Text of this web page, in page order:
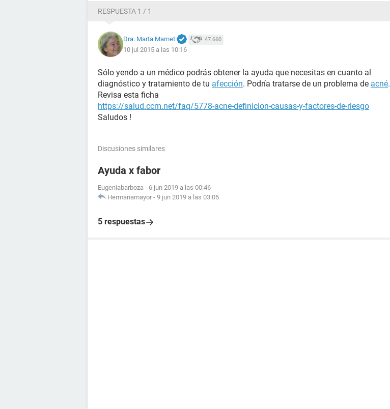
RESPUESTA 1 / 1
Dra. Marta Marnet 47.660
10 jul 2015 a las 10:16
Sólo yendo a un médico podrás obtener la ayuda que necesitas en cuanto al
diagnóstico y tratamiento de tu afección. Podría tratarse de un problema de acné.
Revisa esta ficha
https://salud.ccm.net/faq/5778-acne-definicion-causas-y-factores-de-riesgo
Saludos !
Discusiones similares
Ayuda x fabor
Eugeniabarboza - 6 jun 2019 a las 00:46
Hermanamayor - 9 jun 2019 a las 03:05
5 respuestas